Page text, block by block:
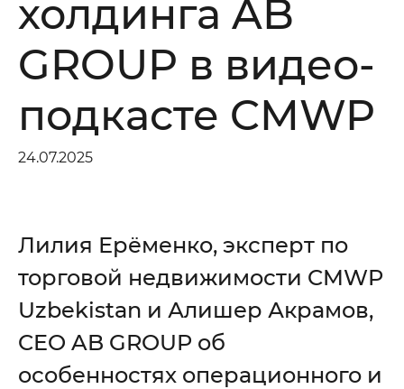
холдинга AB
GROUP в видео-
подкасте CMWP
24.07.2025
Лилия Ерёменко, эксперт по
торговой недвижимости CMWP
Uzbekistan и Алишер Акрамов,
CEO AB GROUP об
особенностях операционного и
Хотите получить консультацию?
Ваше имя
Номер телефона